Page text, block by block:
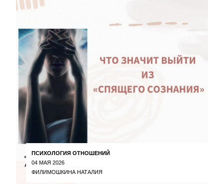
ПСИХОЛОГИЯ ОТНОШЕНИЙ
04 МАЯ 2026
ФИЛИМОШКИНА НАТАЛИЯ